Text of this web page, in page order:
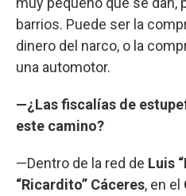
barrios. Puede ser la
dinero del narco, o la
una automotor.
—¿Las fiscalías de
este camino?
—Dentro de la red de Luis
“Ricardito” Cáceres, en el